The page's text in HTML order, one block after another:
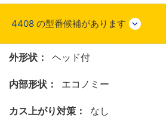
4408 の型番候補があります
外形状： ヘッド付
内部形状： エコノミー
カス上がり対策： なし